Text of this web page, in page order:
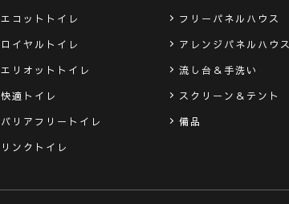
エコットトイレ
ロイヤルトイレ
エリオットトイレ
快適トイレ
バリアフリートイレ
リンクトイレ
フリーパネルハウス
アレンジパネルハウス
流し台＆手洗い
スクリーン＆テント
備品